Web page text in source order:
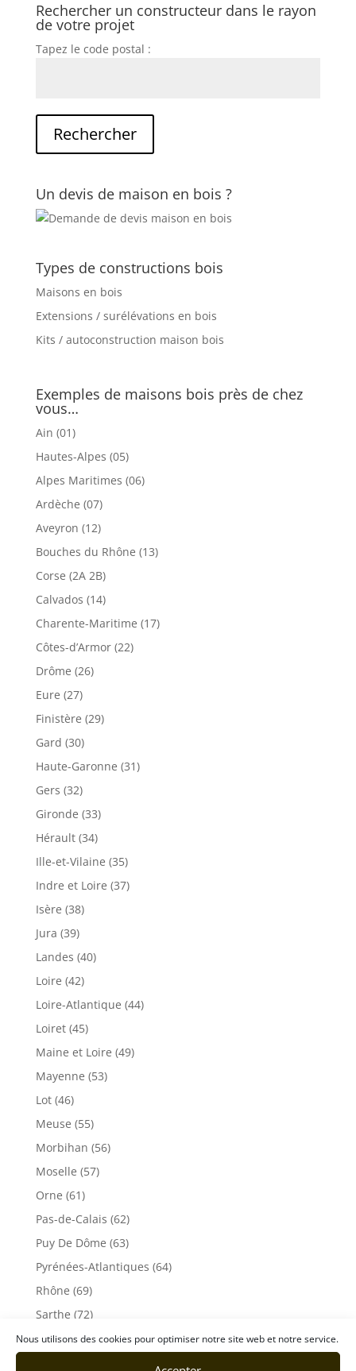
Nous utilisons des cookies pour optimiser notre site web et notre service.
Rechercher un constructeur dans le rayon
de votre projet
Tapez le code postal :
Un devis de maison en bois ?
Types de constructions bois
Maisons en bois
Extensions / surélévations en bois
Kits / autoconstruction maison bois
Exemples de maisons bois près de chez
vous…
Ain (01)
Hautes-Alpes (05)
Alpes Maritimes (06)
Ardèche (07)
Aveyron (12)
Bouches du Rhône (13)
Corse (2A 2B)
Calvados (14)
Charente-Maritime (17)
Côtes-d’Armor (22)
Drôme (26)
Eure (27)
Finistère (29)
Gard (30)
Haute-Garonne (31)
Gers (32)
Gironde (33)
Hérault (34)
Ille-et-Vilaine (35)
Indre et Loire (37)
Isère (38)
Jura (39)
Landes (40)
Loire (42)
Loire-Atlantique (44)
Loiret (45)
Maine et Loire (49)
Mayenne (53)
Lot (46)
Meuse (55)
Morbihan (56)
Moselle (57)
Orne (61)
Pas-de-Calais (62)
Puy De Dôme (63)
Pyrénées-Atlantiques (64)
Rhône (69)
Sarthe (72)
Savoie (73)